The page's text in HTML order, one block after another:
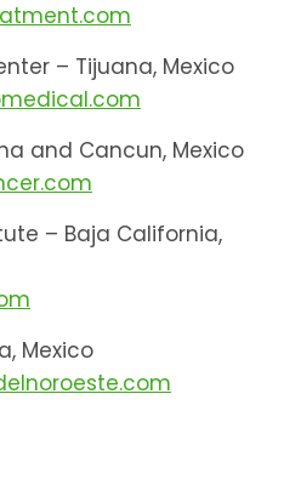
– Tijuana, Mexico
and Cancun, Mexico
– Baja California,
Mexico